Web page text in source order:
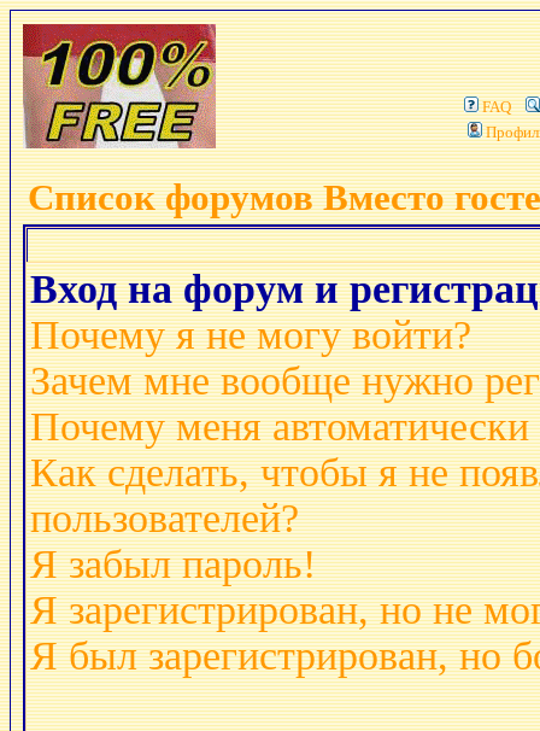
FAQ
Список форумов Вместо
Вход на форум и
Почему я не могу войти?
Зачем мне вообще нужно
Почему меня автоматически
Как сделать, чтобы я не
пользователей?
Я забыл пароль!
Я зарегистрирован, но не
Я был зарегистрирован, но